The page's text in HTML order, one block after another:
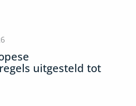
uitgesteld tot